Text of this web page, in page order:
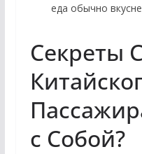
еда обычно
Секреты
с Собой?